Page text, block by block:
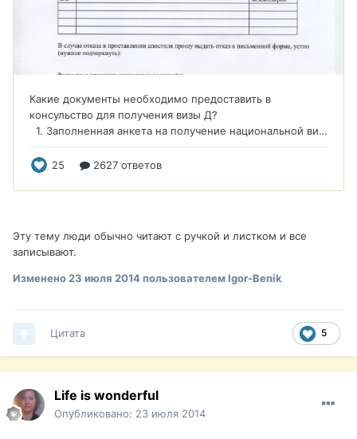
Эту тему люди обычно читают с ручкой и листком и все
записывают.
Изменено23 июля 2014пользователем Igor-Benik
5
Цитата
Life is wonderful
Опубликовано: 23 июля 2014